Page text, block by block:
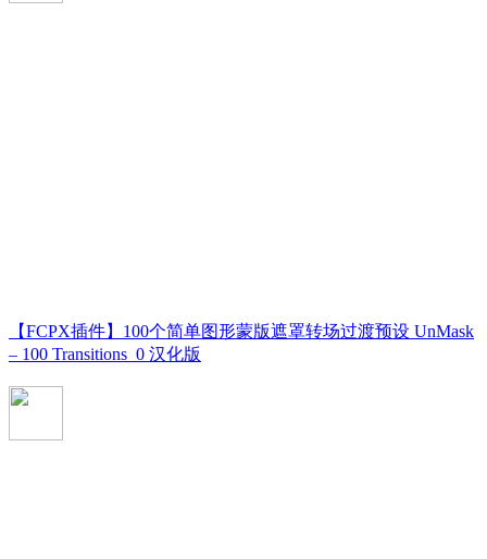
【FCPX插件】100个简单图形蒙版遮罩转场过渡预设 UnMask
– 100 Transitions_0 汉化版